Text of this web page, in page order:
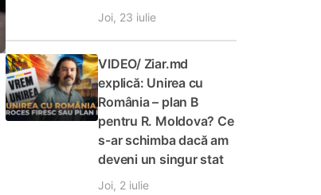
Joi, 23 iulie
VIDEO/ Ziar.md
explică: Unirea cu
România – plan B
pentru R. Moldova? Ce
s-ar schimba dacă am
deveni un singur stat
Joi, 2 iulie